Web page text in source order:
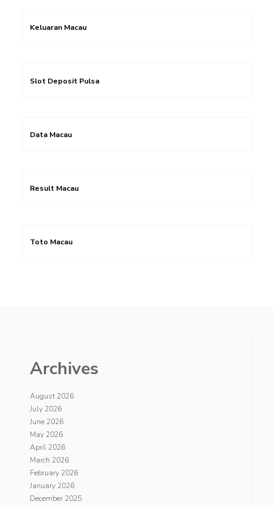
Keluaran Macau
Slot Deposit Pulsa
Data Macau
Result Macau
Toto Macau
Archives
August 2026
July 2026
June 2026
May 2026
April 2026
March 2026
February 2026
January 2026
December 2025